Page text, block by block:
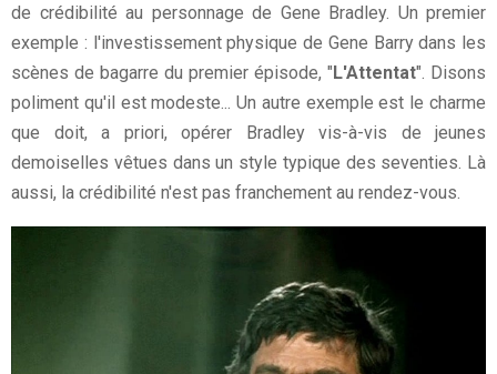
de crédibilité au personnage de Gene Bradley. Un premier
exemple : l'investissement physique de Gene Barry dans les
scènes de bagarre du premier épisode, "L'Attentat". Disons
poliment qu'il est modeste... Un autre exemple est le charme
que doit, a priori, opérer Bradley vis-à-vis de jeunes
demoiselles vêtues dans un style typique des seventies. Là
aussi, la crédibilité n'est pas franchement au rendez-vous.